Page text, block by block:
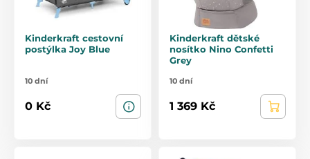
Kinderkraft cestovní
postýlka Joy Blue
10 dní
0 Kč
Kinderkraft dětské
nosítko Nino Confetti
Grey
10 dní
1 369 Kč